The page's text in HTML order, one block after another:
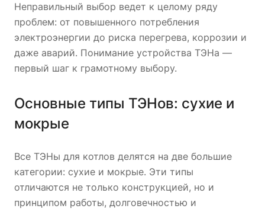
Неправильный выбор ведет к целому ряду
проблем: от повышенного потребления
электроэнергии до риска перегрева, коррозии и
даже аварий. Понимание устройства ТЭНа —
первый шаг к грамотному выбору.
Основные типы ТЭНов: сухие и
мокрые
Все ТЭНы для котлов делятся на две большие
категории: сухие и мокрые. Эти типы
отличаются не только конструкцией, но и
принципом работы, долговечностью и